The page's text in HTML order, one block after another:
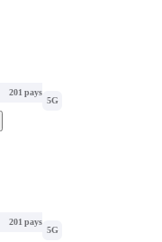
201 pays
5G
201 pays
5G